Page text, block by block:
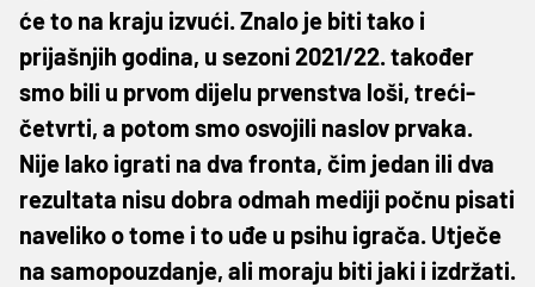
će to na kraju izvući. Znalo je biti tako i
prijašnjih godina, u sezoni 2021/22. također
smo bili u prvom dijelu prvenstva loši, treći-
četvrti, a potom smo osvojili naslov prvaka.
Nije lako igrati na dva fronta, čim jedan ili dva
rezultata nisu dobra odmah mediji počnu pisati
naveliko o tome i to uđe u psihu igrača. Utječe
na samopouzdanje, ali moraju biti jaki i izdržati.